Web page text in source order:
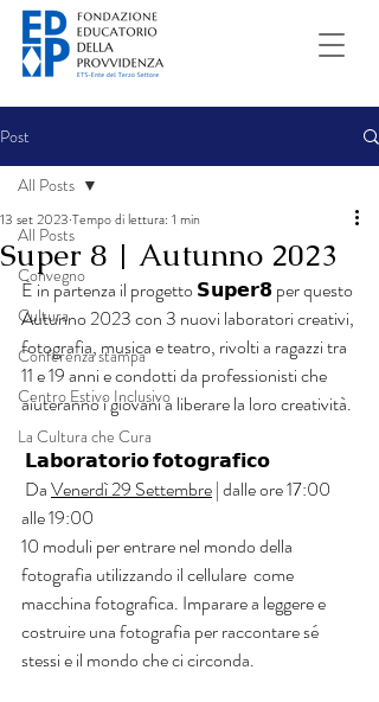
Post
All Posts
Convegno
Cultura
Conferenza stampa
Centro Estivo Inclusivo
La Cultura che Cura
All Posts
Super 8 | Autunno 2023
13 set 2023 Tempo di lettura: 1 min
È in partenza il progetto 𝗦𝘂𝗽𝗲𝗿𝟴 per questo
Autunno 2023 con 3 nuovi laboratori creativi,
fotografia, musica e teatro, rivolti a ragazzi tra
11 e 19 anni e condotti da professionisti che
aiuteranno i giovani a liberare la loro creatività.
𝗟𝗮𝗯𝗼𝗿𝗮𝘁𝗼𝗿𝗶𝗼 𝗳𝗼𝘁𝗼𝗴𝗿𝗮𝗳𝗶𝗰𝗼
Da Venerdì 29 Settembre | dalle ore 17:00
alle 19:00
10 moduli per entrare nel mondo della
fotografia utilizzando il cellulare  come
macchina fotografica. Imparare a leggere e
costruire una fotografia per raccontare sé
stessi e il mondo che ci circonda.